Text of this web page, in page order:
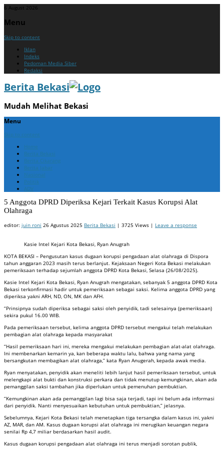
6 August 2026
Menu
Skip to content
Iklan
Indeks
Pedoman Media Siber
Redaksi
Berita Bekasi
Mudah Melihat Bekasi
Menu
Skip to content
Home
Berita Bekasi
Berita Cikarang
Berita Jabar
Nasional
Politik
ADV
5 Anggota DPRD Diperiksa Kejari Terkait Kasus Korupsi Alat
Olahraga
editor: juin roni 26 Agustus 2025 Berita Bekasi | 3725 Views | Leave a response
Kasie Intel Kejari Kota Bekasi, Ryan Anugrah
KOTA BEKASI – Pengusutan kasus dugaan korupsi pengadaan alat olahraga di Dispora
tahun anggaran 2023 masih terus berlanjut. Kejaksaan Negeri Kota Bekasi melakukan
pemeriksaan terhadap sejumlah anggota DPRD Kota Bekasi, Selasa (26/08/2025).
Kasie Intel Kejari Kota Bekasi, Ryan Anugrah mengatakan, sebanyak 5 anggota DPRD Kota
Bekasi terkonfirmasi hadir untuk pemeriksaan sebagai saksi. Kelima anggota DPRD yang
diperiksa yakni ARH, ND, ON, MK dan AFH.
“Prinsipnya sudah diperiksa sebagai saksi oleh penyidik, tadi selesainya (pemeriksaan)
sekira pukul 16.00 WIB.
Pada pemeriksaan tersebut, kelima anggota DPRD tersebut mengakui telah melakukan
pembagian alat olahraga kepada masyarakat
“Hasil pemeriksaan hari ini, mereka mengakui melakukan pembagian alat-alat olahraga.
Ini membenarkan kemarin ya, kan beberapa waktu lalu, bahwa yang nama yang
bersangkutan membagikan alat olahraga,” kata Ryan Anugerah, kepada awak media.
Ryan menyatakan, penyidik akan meneliti lebih lanjut hasil pemeriksaan tersebut, untuk
melengkapi alat bukti dan konstruksi perkara dan tidak menutup kemungkinan, akan ada
pemanggilan saksi tambahan jika diperlukan untuk pemenuhan pembuktian.
“Kemungkinan akan ada pemanggilan lagi bisa saja terjadi, tapi ini belum ada informasi
dari penyidik. Nanti menyesuaikan kebutuhan untuk pembuktian,” jelasnya.
Sebelumnya, Kejari Kota Bekasi telah menetapkan tiga tersangka dalam kasus ini, yakni
AZ, MAR, dan AM. Kasus dugaan korupsi alat olahraga ini merugikan keuangan negara
senilai Rp 4,7 miliar berdasarkan hasil audit.
Kasus dugaan korupsi pengadaan alat olahraga ini terus menjadi sorotan publik,